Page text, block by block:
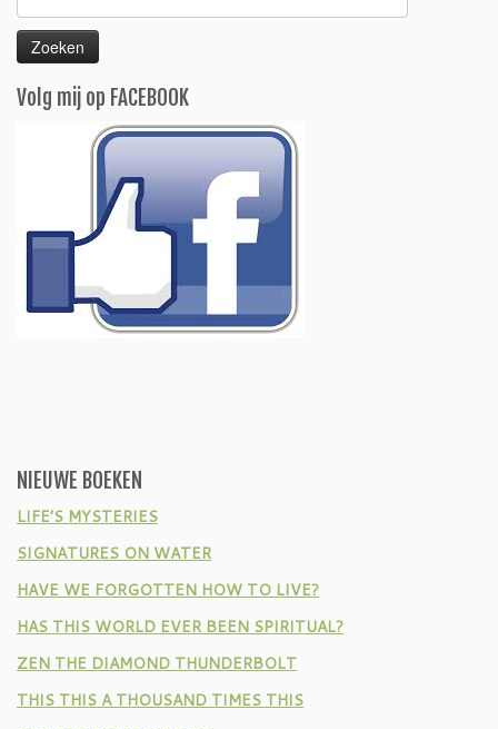
naar:
Volg mij op FACEBOOK
NIEUWE BOEKEN
LIFE’S MYSTERIES
SIGNATURES ON WATER
HAVE WE FORGOTTEN HOW TO LIVE?
HAS THIS WORLD EVER BEEN SPIRITUAL?
ZEN THE DIAMOND THUNDERBOLT
THIS THIS A THOUSAND TIMES THIS